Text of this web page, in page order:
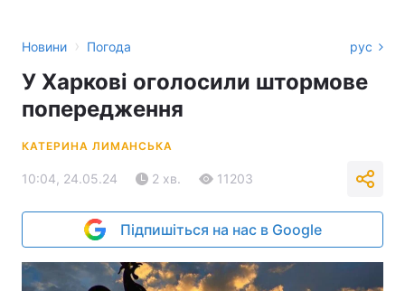
Новини › Погода рус
У Харкові оголосили штормове
попередження
КАТЕРИНА ЛИМАНСЬКА
10:04, 24.05.24 2 хв. 11203
Підпишіться на нас в Google